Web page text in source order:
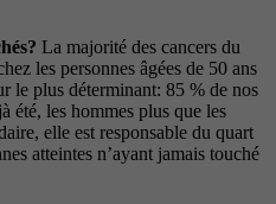
La majorité des cancers du
les personnes âgées de 50 ans
le plus déterminant: 85 % de nos
été, les hommes plus que les
elle est responsable du quart
atteintes n’ayant jamais touché